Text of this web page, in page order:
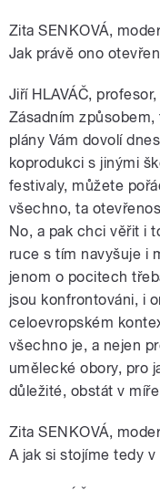
Zita SENKOVÁ,
Jak právě ono
Jiří HLAVÁČ,
Zásadním
plány Vám dovolí
koprodukci s jinými
festivaly, můžete
všechno, ta
No, a pak chci věřit i
ruce s tím navyšuje i
jenom o pocitech
jsou konfrontováni, i
celoevropském
všechno je, a nejen
umělecké obory, pro
důležité, obstát v
Zita SENKOVÁ,
A jak si stojíme tedy